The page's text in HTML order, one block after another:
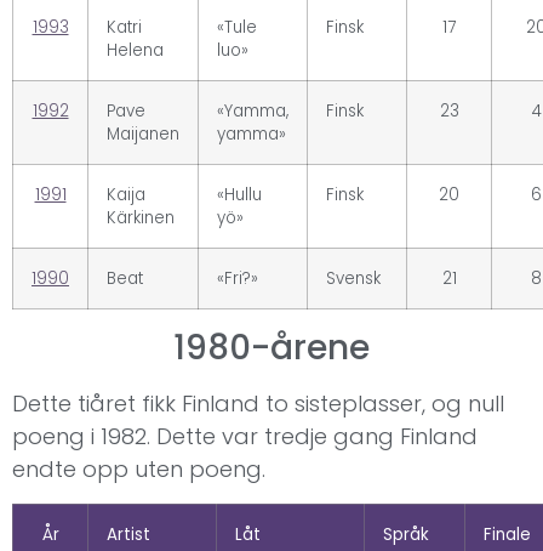
1993
Katri
Helena
«Tule
luo»
Finsk 17
1992
Pave
Maijanen
«Yamma,
yamma»
Finsk 23 4
1991
Kaija
Kärkinen
«Hullu
yö»
Finsk 20 6
1990 Beat «Fri?» Svensk 21 8
1980-årene
Dette tiåret fikk Finland to sisteplasser, og null
poeng i 1982. Dette var tredje gang Finland
endte opp uten poeng.
År Artist Låt Språk Finale